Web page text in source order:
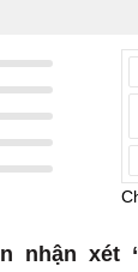
nhận xét